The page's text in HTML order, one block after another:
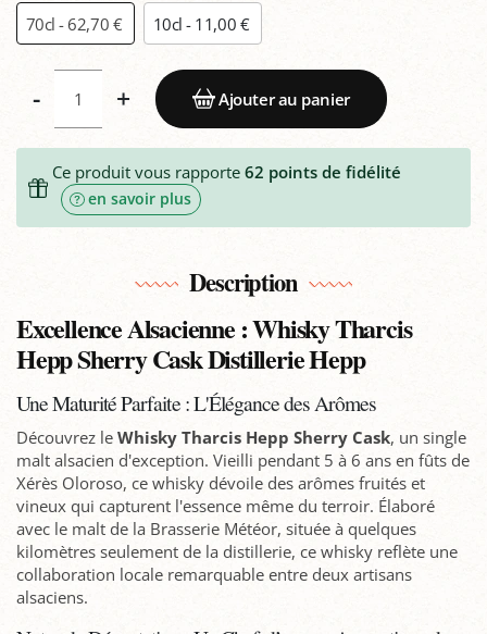
70cl - 62,70 € 10cl - 11,00 €
- + Ajouter au panier
Ce produit vous rapporte62 points de fidélité
en savoir plus
Description
Excellence Alsacienne : Whisky Tharcis
Hepp Sherry Cask Distillerie Hepp
Une Maturité Parfaite : L'Élégance des Arômes
Découvrez le Whisky Tharcis Hepp Sherry Cask, un single
malt alsacien d'exception. Vieilli pendant 5 à 6 ans en fûts de
Xérès Oloroso, ce whisky dévoile des arômes fruités et
vineux qui capturent l'essence même du terroir. Élaboré
avec le malt de la Brasserie Météor, située à quelques
kilomètres seulement de la distillerie, ce whisky reflète une
collaboration locale remarquable entre deux artisans
alsaciens.